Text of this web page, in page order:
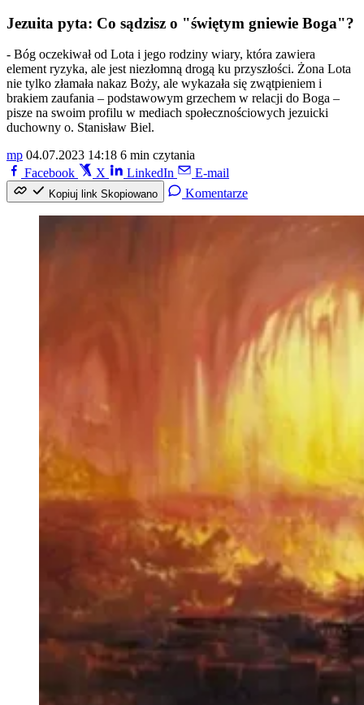
Jezuita pyta: Co sądzisz o "świętym gniewie Boga"?
- Bóg oczekiwał od Lota i jego rodziny wiary, która zawiera
element ryzyka, ale jest niezłomną drogą ku przyszłości. Żona Lota
nie tylko złamała nakaz Boży, ale wykazała się zwątpieniem i
brakiem zaufania – podstawowym grzechem w relacji do Boga –
pisze na swoim profilu w mediach społecznościowych jezuicki
duchowny o. Stanisław Biel.
mp 04.07.2023 14:18 6 min czytania
Facebook
X LinkedIn E-mail
Kopiuj link Skopiowano Komentarze